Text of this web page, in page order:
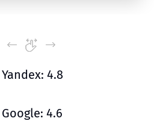
Yandex: 4.8
Google: 4.6